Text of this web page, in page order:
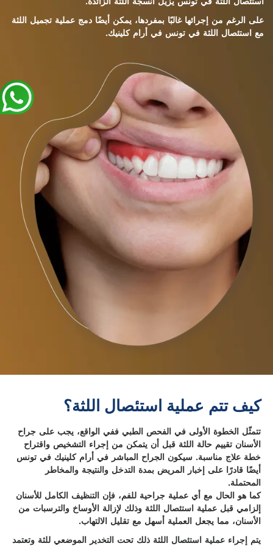
على الرغم من إجرائها غالبًا بمفردها، يمكن أيضًا دمج عملية تجميل اللثة
مع استئصال اللثة في تونس في أرام كلينيك.
كيف تتم عملية استئصال اللثة؟
تتمثّل الخطوة الأولى في الفحص الطبي ففي الواقع، يجب على جراح
الأسنان تقييم حالة اللثة قبل أن يتمكن من إجراء التشخيص واقتراح
خطة علاج مناسبة. سيكون الجراح المباشر في أرام كلينيك في تونس
أيضًا قادرًا على إخبار المريض بمدة التدخل والنتيجة والمخاطر
المحتملة.
كما هو الحال مع أي عملية جراحية للفم، فإن التنظيف الكامل للأسنان
إلزامي قبل عملية استئصال اللثة وذلك لإزالة الأوساخ والترسبات من
الأسنان، مما يجعل العملية أسهل مع تقليل الالتهاب.
يتم إجراء عملية استئصال اللثة ذلك تحت التخدير الموضعي للثة وتعتمد